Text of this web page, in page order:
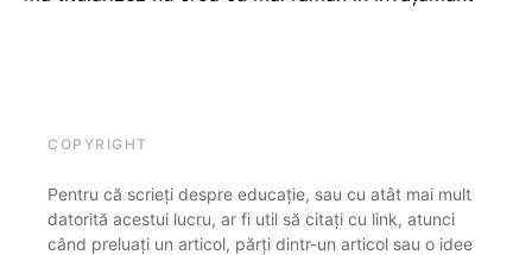
COPYRIGHT
Pentru că scrieți despre educație, sau cu atât mai mult
datorită acestui lucru, ar fi util să citați cu link, atunci
când preluați un articol, părți dintr-un articol sau o idee